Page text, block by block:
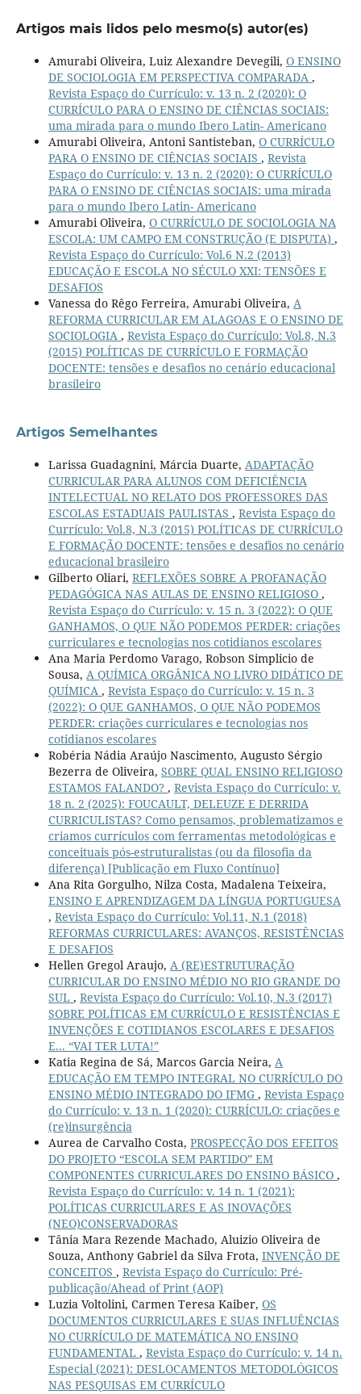
Artigos mais lidos pelo mesmo(s) autor(es)
Amurabi Oliveira, Luiz Alexandre Devegili, O ENSINO
DE SOCIOLOGIA EM PERSPECTIVA COMPARADA ,
Revista Espaço do Currículo: v. 13 n. 2 (2020): O
CURRÍCULO PARA O ENSINO DE CIÊNCIAS SOCIAIS:
uma mirada para o mundo Ibero Latin- Americano
Amurabi Oliveira, Antoni Santisteban, O CURRÍCULO
PARA O ENSINO DE CIÊNCIAS SOCIAIS , Revista
Espaço do Currículo: v. 13 n. 2 (2020): O CURRÍCULO
PARA O ENSINO DE CIÊNCIAS SOCIAIS: uma mirada
para o mundo Ibero Latin- Americano
Amurabi Oliveira, O CURRÍCULO DE SOCIOLOGIA NA
ESCOLA: UM CAMPO EM CONSTRUÇÃO (E DISPUTA) ,
Revista Espaço do Currículo: Vol.6 N.2 (2013)
EDUCAÇÃO E ESCOLA NO SÉCULO XXI: TENSÕES E
DESAFIOS
Vanessa do Rêgo Ferreira, Amurabi Oliveira, A
REFORMA CURRICULAR EM ALAGOAS E O ENSINO DE
SOCIOLOGIA , Revista Espaço do Currículo: Vol.8, N.3
(2015) POLÍTICAS DE CURRÍCULO E FORMAÇÃO
DOCENTE: tensões e desafios no cenário educacional
brasileiro
Artigos Semelhantes
Larissa Guadagnini, Márcia Duarte, ADAPTAÇÃO
CURRICULAR PARA ALUNOS COM DEFICIÊNCIA
INTELECTUAL NO RELATO DOS PROFESSORES DAS
ESCOLAS ESTADUAIS PAULISTAS , Revista Espaço do
Currículo: Vol.8, N.3 (2015) POLÍTICAS DE CURRÍCULO
E FORMAÇÃO DOCENTE: tensões e desafios no cenário
educacional brasileiro
Gilberto Oliari, REFLEXÕES SOBRE A PROFANAÇÃO
PEDAGÓGICA NAS AULAS DE ENSINO RELIGIOSO ,
Revista Espaço do Currículo: v. 15 n. 3 (2022): O QUE
GANHAMOS, O QUE NÃO PODEMOS PERDER: criações
curriculares e tecnologias nos cotidianos escolares
Ana Maria Perdomo Varago, Robson Simplicio de
Sousa, A QUÍMICA ORGÂNICA NO LIVRO DIDÁTICO DE
QUÍMICA , Revista Espaço do Currículo: v. 15 n. 3
(2022): O QUE GANHAMOS, O QUE NÃO PODEMOS
PERDER: criações curriculares e tecnologias nos
cotidianos escolares
Robéria Nádia Araújo Nascimento, Augusto Sérgio
Bezerra de Oliveira, SOBRE QUAL ENSINO RELIGIOSO
ESTAMOS FALANDO? , Revista Espaço do Currículo: v.
18 n. 2 (2025): FOUCAULT, DELEUZE E DERRIDA
CURRICULISTAS? Como pensamos, problematizamos e
criamos currículos com ferramentas metodológicas e
conceituais pós-estruturalistas (ou da filosofia da
diferença) [Publicação em Fluxo Contínuo]
Ana Rita Gorgulho, Nilza Costa, Madalena Teixeira,
ENSINO E APRENDIZAGEM DA LÍNGUA PORTUGUESA
, Revista Espaço do Currículo: Vol.11, N.1 (2018)
REFORMAS CURRICULARES: AVANÇOS, RESISTÊNCIAS
E DESAFIOS
Hellen Gregol Araujo, A (RE)ESTRUTURAÇÃO
CURRICULAR DO ENSINO MÉDIO NO RIO GRANDE DO
SUL , Revista Espaço do Currículo: Vol.10, N.3 (2017)
SOBRE POLÍTICAS EM CURRÍCULO E RESISTÊNCIAS E
INVENÇÕES E COTIDIANOS ESCOLARES E DESAFIOS
E... “VAI TER LUTA!”
Katia Regina de Sá, Marcos Garcia Neira, A
EDUCAÇÃO EM TEMPO INTEGRAL NO CURRÍCULO DO
ENSINO MÉDIO INTEGRADO DO IFMG , Revista Espaço
do Currículo: v. 13 n. 1 (2020): CURRÍCULO: criações e
(re)insurgência
Aurea de Carvalho Costa, PROSPECÇÃO DOS EFEITOS
DO PROJETO “ESCOLA SEM PARTIDO” EM
COMPONENTES CURRICULARES DO ENSINO BÁSICO ,
Revista Espaço do Currículo: v. 14 n. 1 (2021):
POLÍTICAS CURRICULARES E AS INOVAÇÕES
(NEO)CONSERVADORAS
Tânia Mara Rezende Machado, Aluizio Oliveira de
Souza, Anthony Gabriel da Silva Frota, INVENÇÃO DE
CONCEITOS , Revista Espaço do Currículo: Pré-
publicação/Ahead of Print (AOP)
Luzia Voltolini, Carmen Teresa Kaiber, OS
DOCUMENTOS CURRICULARES E SUAS INFLUÊNCIAS
NO CURRÍCULO DE MATEMÁTICA NO ENSINO
FUNDAMENTAL , Revista Espaço do Currículo: v. 14 n.
Especial (2021): DESLOCAMENTOS METODOLÓGICOS
NAS PESQUISAS EM CURRÍCULO